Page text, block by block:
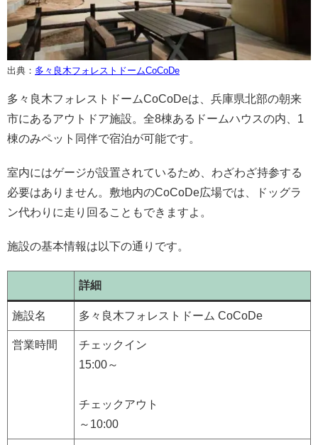
出典： 多々良木フォレストドームCoCoDe
多々良木フォレストドームCoCoDeは、兵庫県北部の朝来
市にあるアウトドア施設。全8棟あるドームハウスの内、1
棟のみペット同伴で宿泊が可能です。
室内にはゲージが設置されているため、わざわざ持参する
必要はありません。敷地内のCoCoDe広場では、ドッグラ
ン代わりに走り回ることもできますよ。
施設の基本情報は以下の通りです。
詳細
施設名 多々良木フォレストドーム CoCoDe
営業時間
チェックイン
15:00～
チェックアウト
～10:00